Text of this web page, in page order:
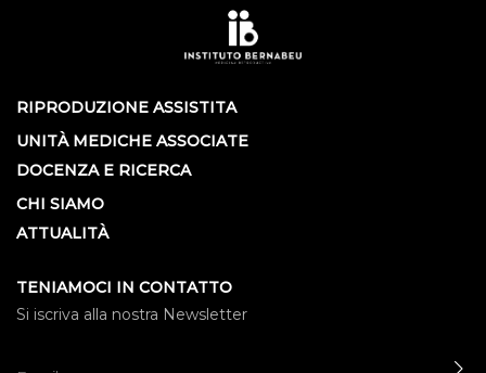
RIPRODUZIONE ASSISTITA
UNITÀ MEDICHE ASSOCIATE
DOCENZA E RICERCA
CHI SIAMO
ATTUALITÀ
TENIAMOCI IN CONTATTO
Si iscriva alla nostra Newsletter